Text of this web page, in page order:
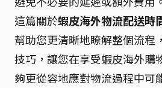
這篇關於蝦皮海外物流配送時
幫助您更清晰地瞭解整個流程
技巧，讓您在享受蝦皮海外購
夠更從容地應對物流過程中可